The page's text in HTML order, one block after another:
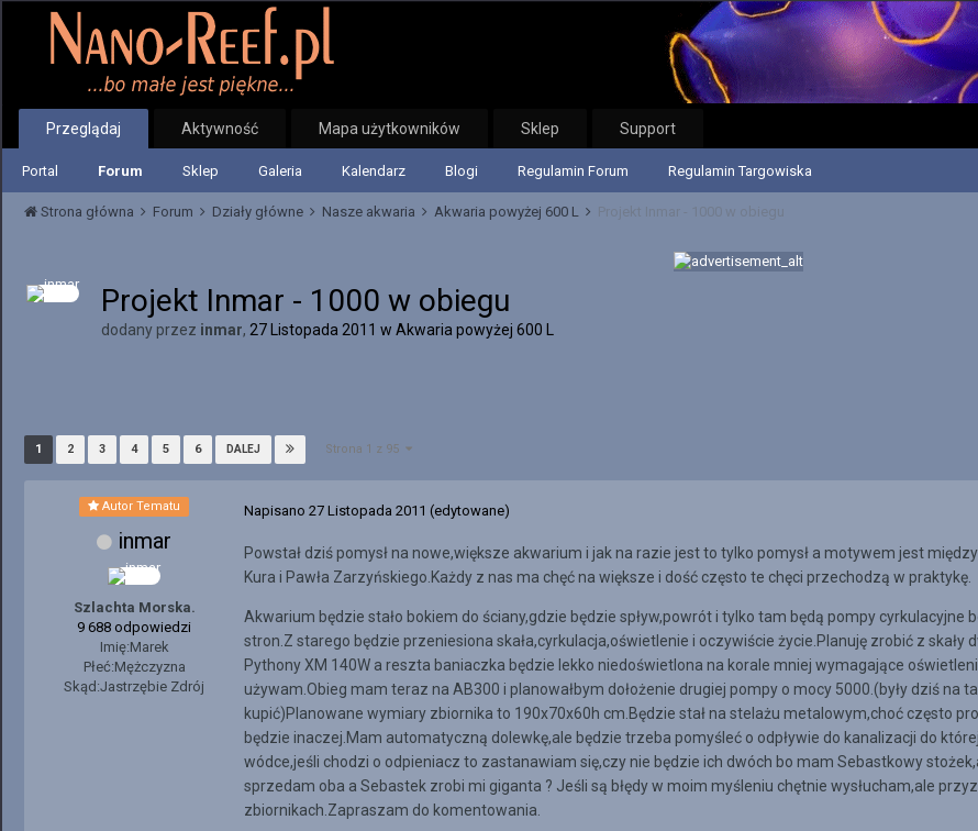
Przeglądaj
Portal Forum Sklep Galeria Kalendarz Blogi Regulamin Forum Regulamin Targowiska
Aktywność Mapa użytkowników Sklep Support
Strona główna Forum Działy główne Nasze akwaria Akwaria powyżej 600 L Projekt Inmar - 1000 w obiegu
Projekt Inmar - 1000 w obiegu
dodany przez inmar, 27 Listopada 2011 w Akwaria powyżej 600 L
1 2 3 4 5 6 DALEJ Strona 1 z 95
Autor Tematu
inmar
Szlachta Morska.
9 688 odpowiedzi
Imię:Marek
Płeć:Mężczyzna
Skąd:Jastrzębie Zdrój
Napisano 27 Listopada 2011 (edytowane)
Powstał dziś pomysł na nowe,większe akwarium i jak na razie jest to tylko pomysł a motywem jest
Kura i Pawła Zarzyńskiego.Każdy z nas ma chęć na większe i dość często te chęci przechodzą w praktykę.
Akwarium będzie stało bokiem do ściany,gdzie będzie spływ,powrót i tylko tam będą pompy
stron.Z starego będzie przeniesiona skała,cyrkulacja,oświetlenie i oczywiście życie.Planuję zrobić z
Pythony XM 140W a reszta baniaczka będzie lekko niedoświetlona na korale mniej wymagające
używam.Obieg mam teraz na AB300 i planowałbym dołożenie drugiej pompy o mocy 5000.(były dziś na
kupić)Planowane wymiary zbiornika to 190x70x60h cm.Będzie stał na stelażu metalowym,choć często
będzie inaczej.Mam automatyczną dolewkę,ale będzie trzeba pomyśleć o odpływie do kanalizacji do
wódce,jeśli chodzi o odpieniacz to zastanawiam się,czy nie będzie ich dwóch bo mam Sebastkowy
sprzedam oba a Sebastek zrobi mi giganta ? Jeśli są błędy w moim myśleniu chętnie wysłucham,ale
zbiornikach.Zapraszam do komentowania.